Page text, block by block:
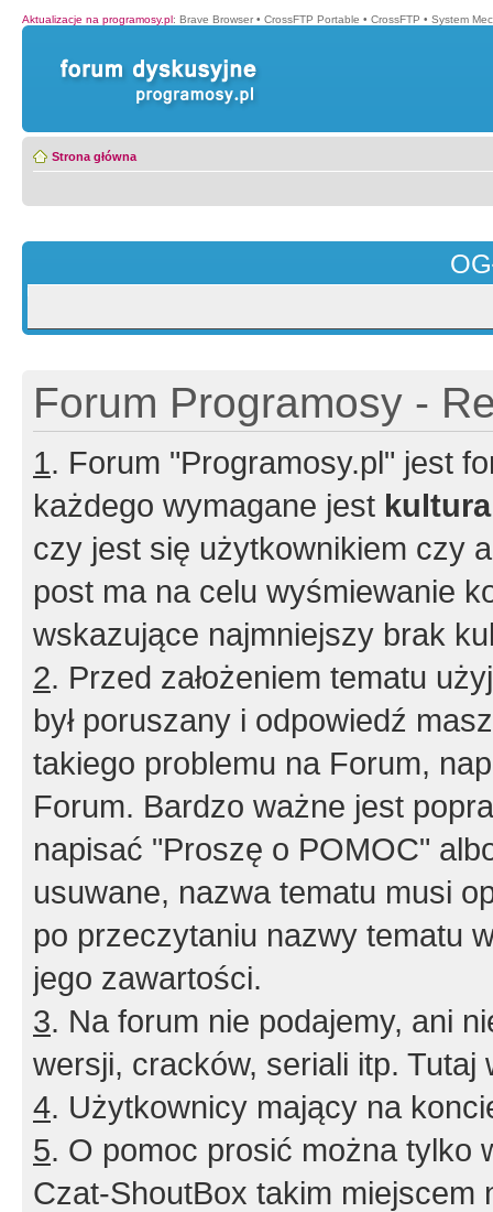
Aktualizacje na programosy.pl: Brave Browser • CrossFTP Portable • CrossFTP • System
Strona główna
Forum Programosy -
1. Forum "Programosy.pl" jest
każdego wymagane jest
czy jest się użytkownikiem czy
post ma na celu wyśmiewanie
wskazujące najmniejszy brak
2. Przed założeniem tematu
był poruszany i odpowiedź
takiego problemu na Forum,
Forum. Bardzo ważne jest
napisać "Proszę o POMOC"
usuwane, nazwa tematu musi
po przeczytaniu nazwy tematu
jego zawartości.
3. Na forum nie podajemy, ani
wersji, cracków, seriali itp. Tutaj
4. Użytkownicy mający na
5. O pomoc prosić można tylko
Czat-ShoutBox takim miejscem